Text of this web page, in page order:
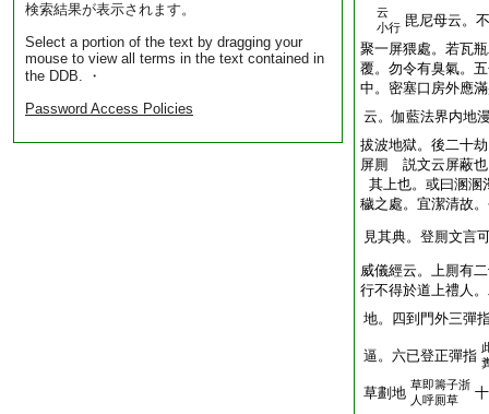
検索結果が表示されます。
Select a portion of the text by dragging your
mouse to view all terms in the text contained in
the DDB. ・
Password Access Policies
云
小行 毘尼母云。
聚一屏猥處。若瓦
覆。勿令有臭氣。
中。密塞口房外應
云。伽藍法界内地
拔波地獄。後二十
屏厠 説文云屏蔽也
其上也。或曰溷溷
穢之處。宜潔清故
見其典。登厠文言
威儀經云。上厠有
行不得於道上禮人
地。四到門外三彈
逼。六已登正彈指
草劃地 草即籌子浙
人呼厠草